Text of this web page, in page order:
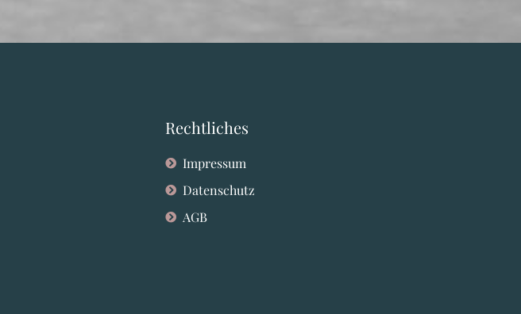
Rechtliches
Impressum
Datenschutz
AGB